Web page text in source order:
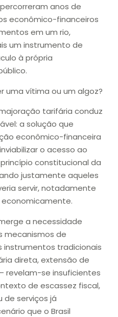
anos de
econômico-financeiros
em um rio,
um instrumento de
à própria
uma vítima ou um algoz?
tarifária conduz
a solução que
econômico-financeira
o acesso ao
constitucional da
justamente aqueles
servir, notadamente
economicamente.
a necessidade
mecanismos de
instrumentos tradicionais
direta, extensão de
revelam-se insuficientes
de escassez fiscal,
serviços já
que o Brasil